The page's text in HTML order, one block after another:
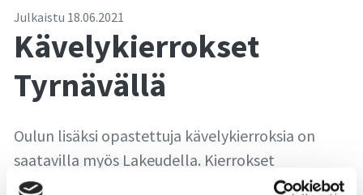
Julkaistu 18.06.2021
Kävelykierrokset
Tyrnävällä
Oulun lisäksi opastettuja kävelykierroksia on
saatavilla myös Lakeudella. Kierrokset
toteutetaan yhteistyössä Kempeleen, Tyrnävän